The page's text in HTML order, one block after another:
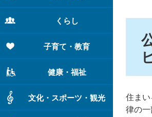
くらし
子育て・教育
健康・福祉
文化・スポーツ・観光
住ま
律の